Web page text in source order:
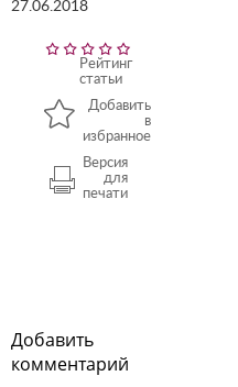
27.06.2018
Рейтинг
статьи
Добавить
в
избранное
Версия
для
печати
Добавить
комментарий